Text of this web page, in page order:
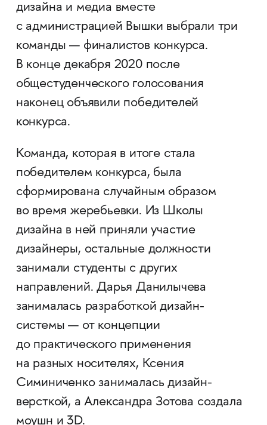
дизайна и медиа вместе
с администрацией Вышки выбрали три
команды — финалистов конкурса.
В конце декабря 2020 после
общестуденческого голосования
наконец объявили победителей
конкурса.
Команда, которая в итоге стала
победителем конкурса, была
сформирована случайным образом
во время жеребьевки. Из Школы
дизайна в ней приняли участие
дизайнеры, остальные должности
занимали студенты с других
направлений. Дарья Данилычева
занималась разработкой дизайн-
системы — от концепции
до практического применения
на разных носителях, Ксения
Симиниченко занималась дизайн-
версткой, а Александра Зотова создала
моушн и 3D.